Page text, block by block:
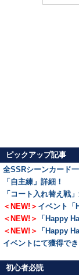
ピックアップ記事
全SSRシーンカード一
「自主練」詳細！
「コート入れ替え戦
＜NEW!＞ イベント「
＜NEW!＞
「Happy
＜NEW!＞
「Happy
イベントにて獲得で
初心者必読